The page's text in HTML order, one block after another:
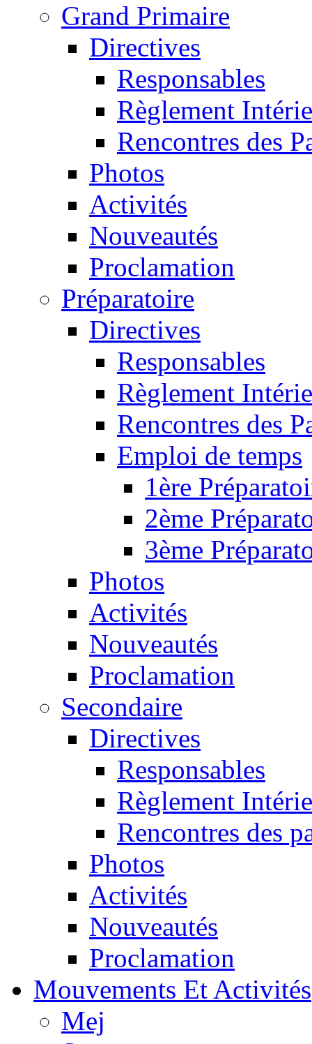
Grand Primaire
Directives
Responsables
Règlement
Rencontres des
Photos
Activités
Nouveautés
Proclamation
Préparatoire
Directives
Responsables
Règlement
Rencontres des
Emploi de temps
1ère
2ème
3ème
Photos
Activités
Nouveautés
Proclamation
Secondaire
Directives
Responsables
Règlement
Rencontres des
Photos
Activités
Nouveautés
Proclamation
Mouvements Et Activités
Mej